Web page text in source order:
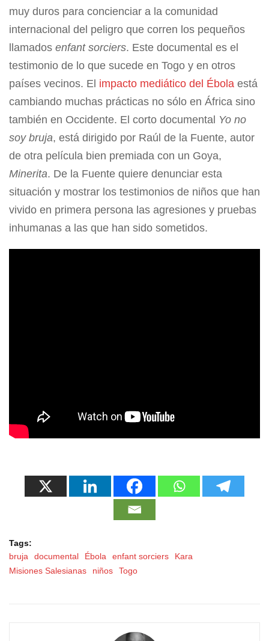
muy duros para concienciar a la comunidad
internacional del peligro que corren los pequeños
llamados enfant sorciers. Este documental es el
testimonio de lo que sucede en Togo y en otros
países vecinos. El impacto mediático del Ébola está
cambiando muchas prácticas no sólo en África sino
también en Occidente. El corto documental Yo no
soy bruja, está dirigido por Raúl de la Fuente, autor
de otra película bien premiada con un Goya,
Minerita. De la Fuente quiere denunciar esta
situación y mostrar los testimonios de niños que han
vivido en primera persona las agresiones y pruebas
inhumanas a las que han sido sometidos.
Tags:
bruja
documental Ébola enfant sorciers
Kara
Misiones Salesianas
niños Togo